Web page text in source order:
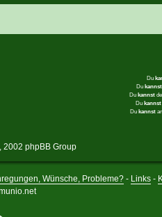
Du
Du kannst
Du kannst
Du kannst
Du kannst
2002 phpBB Group
Wünsche, Probleme? - Links -